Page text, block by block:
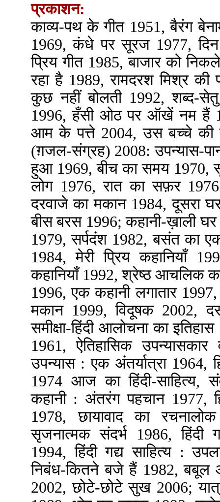
प्रकाशन:
काव्य-पथ के गीत 1951, बैरंग
1969, कंधे पर सूरज 1977,
प्रिय गीत 1985, बाजार को
रहा है 1989, रामदरश मिश्र की
कुछ नहीं बोलती 1992, शब्द-
1996, हँसी ओठ पर ऑखें नम हैं
आम के पत्ते 2004, उस बच्चे की
(ग़जल-संग्रह) 2008: उपन्यास-
हुआ 1969, बीच का समय 1970,
लोग 1976, रात का सफ़र
दरवाजे का मकान 1984, दूसरा
बीस बरस 1996; कहानी-ख़ाली
1979, सर्पदंश 1982, बसंत का
1984, मेरी प्रिय कहानियाँ
कहानियाँ 1992, श्रेष्ठ आचलिक
1996, एक कहानी लगातार
मकान 1999, विदूषक 2002, दस
समीक्षा-हिंदी आलोचना का
1961, ऐतिहासिक उपन्यासकार
उपन्यास : एक अंतर्यात्रा 1964,
1974 आज का हिंदी-साहित्य,
कहानी : अंतरंग पहचान 1977,
1978, छायावाद का
सृजनात्मक संदर्भ 1986, हिंदी
1994, हिंदी गद्य साहित्य :
निबंध-कितने बजे हैं 1982, बबूल
2002, छोटे-छोटे सुख 2006;